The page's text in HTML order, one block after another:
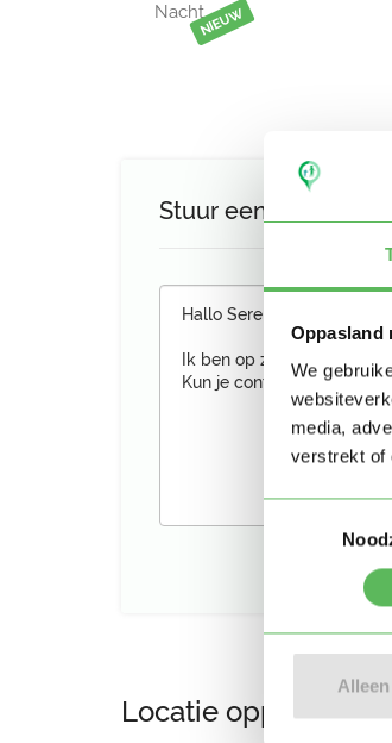
Oppasland
We
media,
verstrekt of
NachtNIEUW
Stuur een bericht aan
Locatie oppasadres